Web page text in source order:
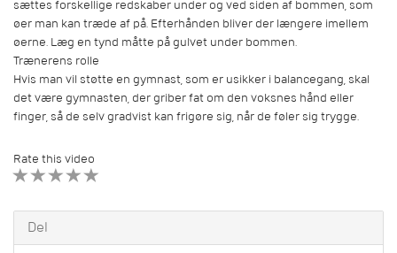
sættes forskellige redskaber under og ved siden af bommen, som
øer man kan træde af på. Efterhånden bliver der længere imellem
øerne. Læg en tynd måtte på gulvet under bommen.
Trænerens rolle
Hvis man vil støtte en gymnast, som er usikker i balancegang, skal
det være gymnasten, der griber fat om den voksnes hånd eller
finger, så de selv gradvist kan frigøre sig, når de føler sig trygge.
Rate this video
Del